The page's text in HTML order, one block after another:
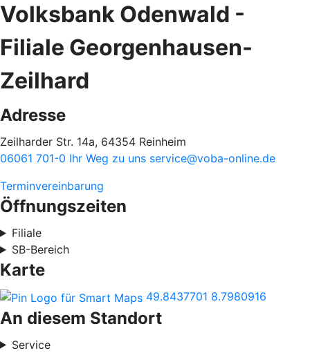
Volksbank Odenwald -
Filiale Georgenhausen-
Zeilhard
Adresse
Zeilharder Str. 14a, 64354 Reinheim
06061 701-0 Ihr Weg zu uns service@voba-online.de
Terminvereinbarung
Öffnungszeiten
Filiale
SB-Bereich
Karte
49.8437701 8.7980916
An diesem Standort
Service